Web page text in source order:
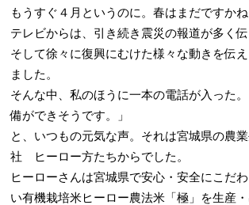
もうすぐ４月というのに。春はまだですかね
テレビからは、引き続き震災の報道が多く伝
そして徐々に復興にむけた様々な動きを伝
ました。
そんな中、私のほうに一本の電話が入った
備ができそうです。」
と、いつもの元気な声。それは宮城県の農
社 ヒーロー方たちからでした。
ヒーローさんは宮城県で安心・安全にこだ
い有機栽培米ヒーロー農法米「極」を生産・